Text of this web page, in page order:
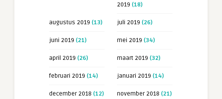
2019 (18)
augustus 2019 (13) juli 2019 (26)
juni 2019 (21) mei 2019 (34)
april 2019 (26) maart 2019 (32)
februari 2019 (14) januari 2019 (14)
december 2018 (12) november 2018 (21)